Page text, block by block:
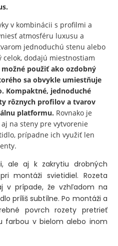
v kombinácii s profilmi a
atmosféru luxusu a
jednoduchú stenu alebo
dodajú miestnostiam
možné použiť ako ozdobný
sa obvykle umiestňuje
Kompaktné, jednoduché
rôznych profilov a tvarov
platformu. Rovnako je
na steny pre vytvorenie
prípadne ich využiť len
ale aj k zakrytiu drobných
montáži svietidiel. Rozeta
v prípade, že vzhľadom na
príliš subtílne. Po montáži a
povrch rozety pretrieť
farbou v bielom alebo inom